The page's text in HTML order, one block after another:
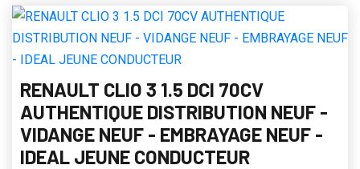
RENAULT CLIO 3 1.5 DCI 70CV
AUTHENTIQUE DISTRIBUTION NEUF -
VIDANGE NEUF - EMBRAYAGE NEUF -
IDEAL JEUNE CONDUCTEUR